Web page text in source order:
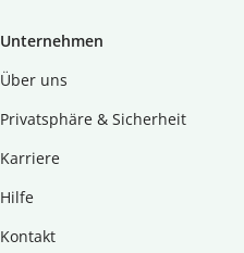
Unternehmen
Über uns
Privatsphäre & Sicherheit
Karriere
Hilfe
Kontakt